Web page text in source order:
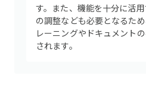
す。また、機能を十分に活
の調整なども必要となるた
レーニングやドキュメント
されます。